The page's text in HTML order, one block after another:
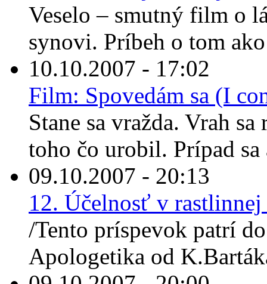
Veselo – smutný film o
synovi. Príbeh o tom
10.10.2007 - 17:02
Film: Spovedám sa (I
Stane sa vražda. Vrah
toho čo urobil. Prípad
09.10.2007 - 20:13
12. Účelnosť v
/Tento príspevok patrí
Apologetika od